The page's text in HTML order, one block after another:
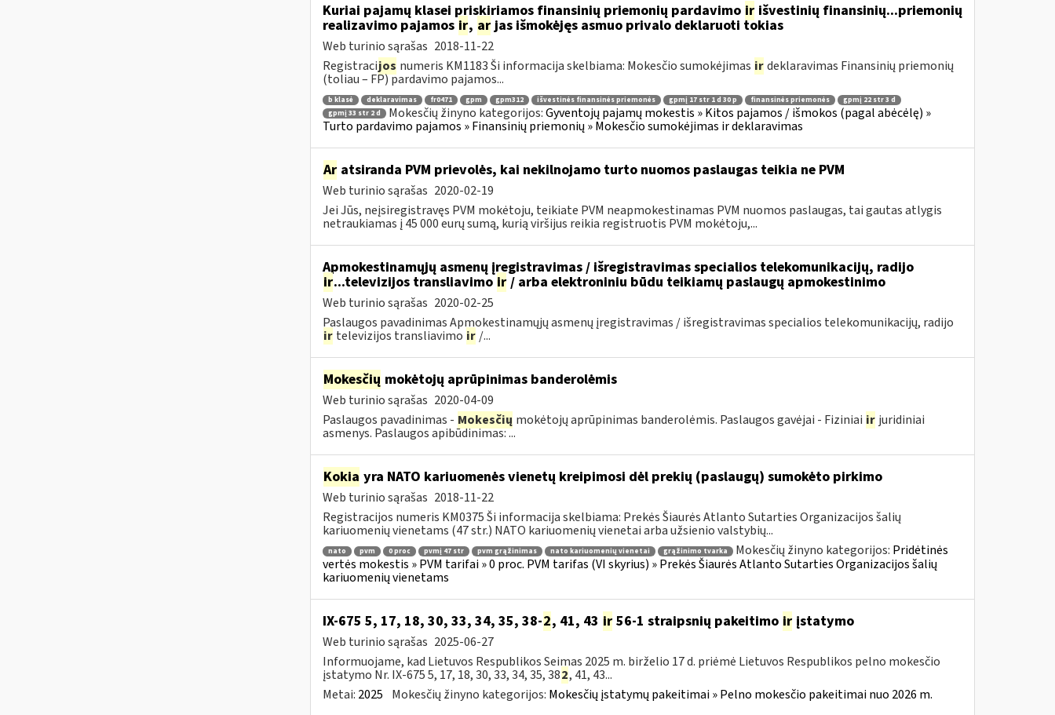
Kuriai pajamų klasei priskiriamos finansinių priemonių pardavimo irišvestinių finansinių...priemonių
realizavimo pajamos ir, arjas išmokėjęs asmuo privalo deklaruoti tokias
Web turinio sąrašas 2018-11-22
Registracijos numeris KM1183 Ši informacija skelbiama: Mokesčio sumokėjimas ir deklaravimas Finansinių priemonių
(toliau – FP) pardavimo pajamos...
b klasė deklaravimas fr0471 gpm gpm312 išvestinės finansinės priemonės gpmį 17 str 1 d 30 p finansinės priemonės
gpmį 22 str 3 d
gpmį 33 str 2 d
Mokesčių žinyno kategorijos:Gyventojų pajamų mokestis » Kitos pajamos / išmokos (pagal abėcėlę) »
Turto pardavimo pajamos » Finansinių priemonių » Mokesčio sumokėjimas ir deklaravimas
Aratsiranda PVM prievolės, kai nekilnojamo turto nuomos paslaugas teikia ne PVM
Web turinio sąrašas 2020-02-19
Jei Jūs, neįsiregistravęs PVM mokėtoju, teikiate PVM neapmokestinamas PVM nuomos paslaugas, tai gautas atlygis
netraukiamas į 45 000 eurų sumą, kurią viršijus reikia registruotis PVM mokėtoju,...
Apmokestinamųjų asmenų įregistravimas / išregistravimas specialios telekomunikacijų, radijo
ir...televizijos transliavimo ir/ arba elektroniniu būdu teikiamų paslaugų apmokestinimo
Web turinio sąrašas 2020-02-25
Paslaugos pavadinimas Apmokestinamųjų asmenų įregistravimas / išregistravimas specialios telekomunikacijų, radijo
ir televizijos transliavimo ir /...
Mokesčių mokėtojų aprūpinimas banderolėmis
Web turinio sąrašas 2020-04-09
Paslaugos pavadinimas - Mokesčių mokėtojų aprūpinimas banderolėmis. Paslaugos gavėjai - Fiziniai ir juridiniai
asmenys. Paslaugos apibūdinimas: ...
Kokia yra NATO kariuomenės vienetų kreipimosi dėl prekių (paslaugų) sumokėto pirkimo
Web turinio sąrašas 2018-11-22
Registracijos numeris KM0375 Ši informacija skelbiama: Prekės Šiaurės Atlanto Sutarties Organizacijos šalių
kariuomenių vienetams (47 str.) NATO kariuomenių vienetai arba užsienio valstybių...
nato pvm 0 proc pvmį 47 str pvm grąžinimas nato kariuomenių vienetai grąžinimo tvarka Mokesčių žinyno kategorijos: Pridėtinės
vertės mokestis » PVM tarifai » 0 proc. PVM tarifas (VI skyrius) » Prekės Šiaurės Atlanto Sutarties Organizacijos šalių
kariuomenių vienetams
IX-675 5, 17, 18, 30, 33, 34, 35, 38-2, 41, 43 ir56-1 straipsnių pakeitimo irįstatymo
Web turinio sąrašas 2025-06-27
Informuojame, kad Lietuvos Respublikos Seimas 2025 m. birželio 17 d. priėmė Lietuvos Respublikos pelno mokesčio
įstatymo Nr. IX-675 5, 17, 18, 30, 33, 34, 35, 382, 41, 43...
Metai: 2025 Mokesčių žinyno kategorijos: Mokesčių įstatymų pakeitimai » Pelno mokesčio pakeitimai nuo 2026 m.